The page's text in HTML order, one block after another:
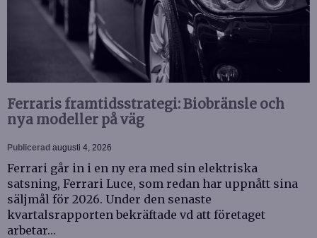
Ferraris framtidsstrategi: Biobränsle och
nya modeller på väg
Publicerad augusti 4, 2026
Ferrari går in i en ny era med sin elektriska
satsning, Ferrari Luce, som redan har uppnått sina
säljmål för 2026. Under den senaste
kvartalsrapporten bekräftade vd att företaget
arbetar…